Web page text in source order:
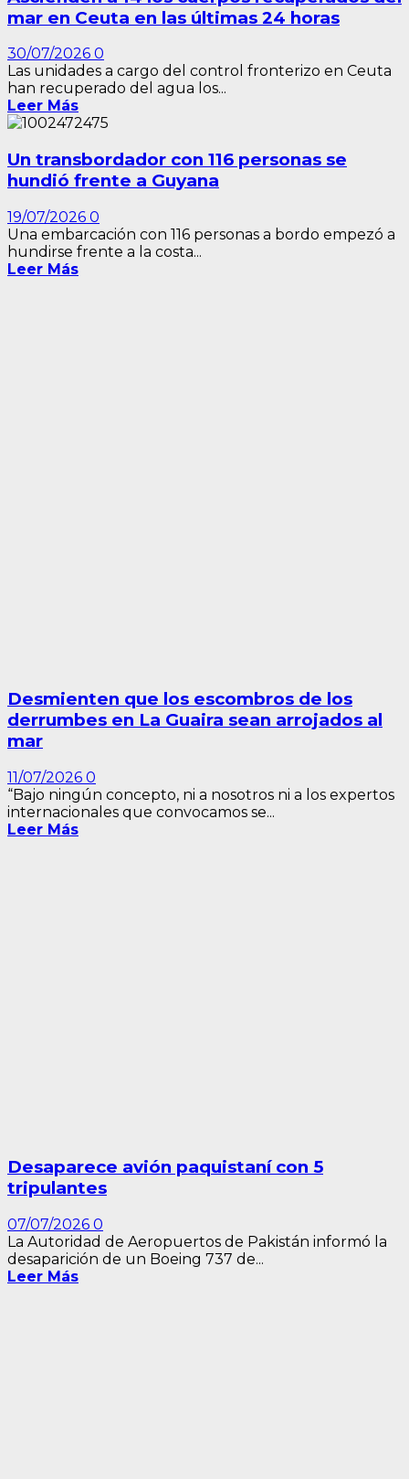
mar en Ceuta en las últimas 24 horas
30/07/2026 0
Las unidades a cargo del control fronterizo en Ceuta
han recuperado del agua los...
Leer Más
Un transbordador con 116 personas se
hundió frente a Guyana
19/07/2026 0
Una embarcación con 116 personas a bordo empezó a
hundirse frente a la costa...
Leer Más
Desmienten que los escombros de los
derrumbes en La Guaira sean arrojados al
mar
11/07/2026 0
“Bajo ningún concepto, ni a nosotros ni a los expertos
internacionales que convocamos se...
Leer Más
Desaparece avión paquistaní con 5
tripulantes
07/07/2026 0
La Autoridad de Aeropuertos de Pakistán informó la
desaparición de un Boeing 737 de...
Leer Más